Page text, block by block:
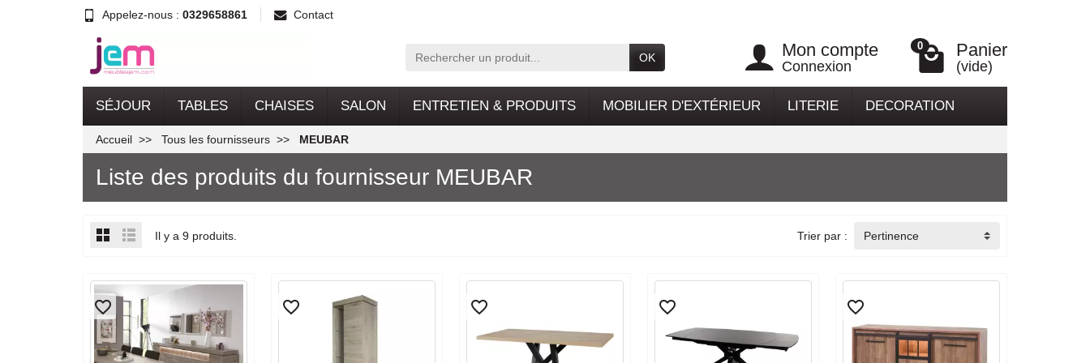
Appelez-nous : 0329658861 Contact
OK Mon compte
Connexion
0 Panier
(vide)
SÉJOUR TABLES CHAISES SALON ENTRETIEN & PRODUITS MOBILIER D'EXTÉRIEUR LITERIE DECORATION
Accueil Tous les fournisseurs MEUBAR
Liste des produits du fournisseur MEUBAR
Il y a 9 produits. Trier par : Pertinence
favorite_border favorite_border favorite_border favorite_border favorite_border